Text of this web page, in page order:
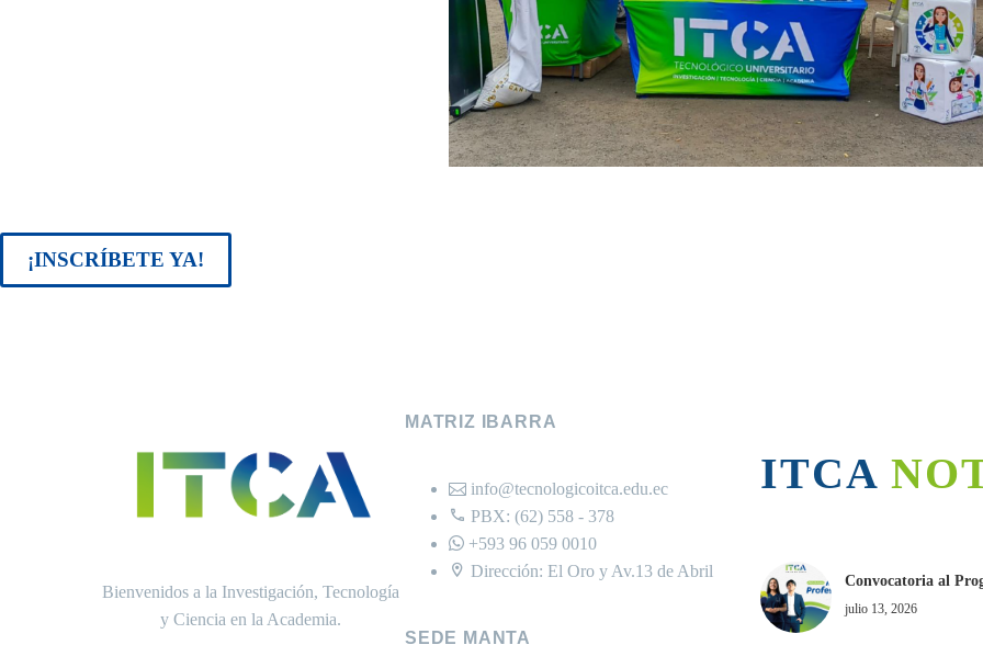
¡INSCRÍBETE YA!
Bienvenidos a la Investigación, Tecnología
y Ciencia en la Academia.
MATRIZ IBARRA
info@tecnologicoitca.edu.ec
PBX: (62) 558 - 378
+593 96 059 0010
Dirección: El Oro y Av.13 de Abril
SEDE MANTA
ITCA
Convocatoria al
julio 13, 2026